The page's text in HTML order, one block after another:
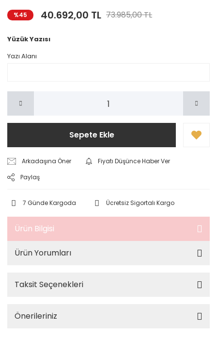
%45 40.692,00 TL 73.985,00 TL
Yüzük Yazısı
Yazı Alanı
Sepete Ekle
Arkadaşına Öner
Fiyatı Düşünce Haber Ver
Paylaş
7 Günde Kargoda Ücretsiz Sigortalı Kargo
Ürün Bilgisi
Ürün Yorumları
Taksit Seçenekleri
Önerileriniz